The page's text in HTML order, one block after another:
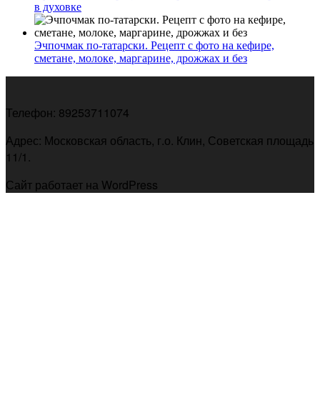
в духовке
Эчпочмак по-татарски. Рецепт с фото на кефире,
сметане, молоке, маргарине, дрожжах и без
Телефон: 89253711074
Адрес: Московская область, г.о. Клин, Советская площадь
11/1.
Сайт работает на WordPress